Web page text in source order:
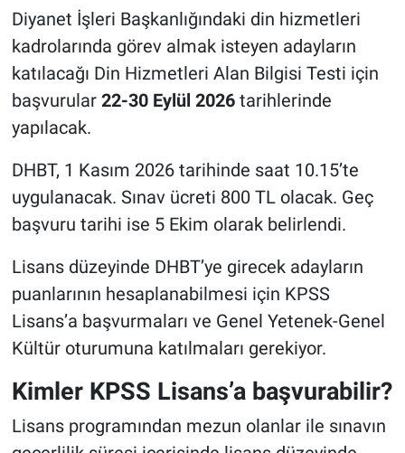
Diyanet İşleri Başkanlığındaki din hizmetleri
kadrolarında görev almak isteyen adayların
katılacağı Din Hizmetleri Alan Bilgisi Testi için
başvurular 22-30 Eylül 2026tarihlerinde
yapılacak.
DHBT, 1 Kasım 2026 tarihinde saat 10.15’te
uygulanacak. Sınav ücreti 800 TL olacak. Geç
başvuru tarihi ise 5 Ekim olarak belirlendi.
Lisans düzeyinde DHBT’ye girecek adayların
puanlarının hesaplanabilmesi için KPSS
Lisans’a başvurmaları ve Genel Yetenek-Genel
Kültür oturumuna katılmaları gerekiyor.
Kimler KPSS Lisans’a başvurabilir?
Lisans programından mezun olanlar ile sınavın